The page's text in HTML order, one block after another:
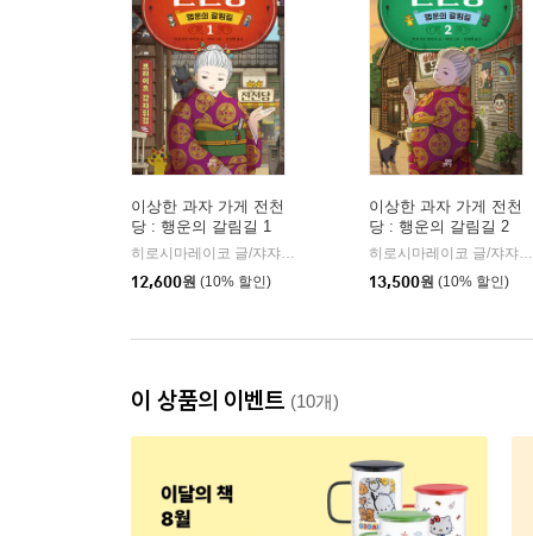
이상한 과자 가게 전천
당 : 행운의 갈림길 1
히로시마레이코 글/쟈쟈 그림/김정화 역
길벗스쿨
12,600원 (10% 할인)
이상한 과자 가게 전천
당 : 행운의 갈림길 2
히로시마레이코 글/쟈쟈 그림/김정화 역
13,500원 (10% 할인)
이 상품의 이벤트 (10개)